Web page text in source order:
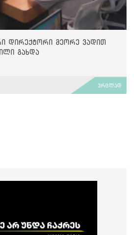
დირექტორი მეორე ვადით
გახდა
ვრცლად